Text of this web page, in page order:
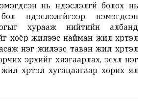
нь үндэслэлгүй болох нь
үндэслэлгүйгээр нэмэгдсэн
хурааж нийтийн албанд
хоёр жилээс найман жил хүртэл
нэг жилээс таван жил хүртэл
эрхийг хязгаарлах, эсхүл нэг
хүртэл хугацаагаар хорих ял